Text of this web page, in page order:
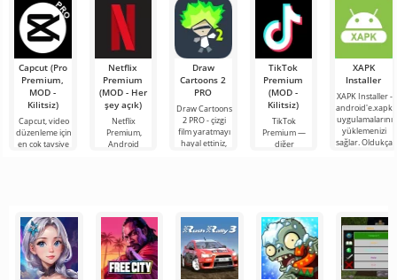
diğer
Capcut (Pro
Premium,
MOD -
Kilitsiz)
Capcut, video
düzenleme için
en çok tavsiye
Netflix
Premium
(MOD - Her
şey açık)
Netflix
Premium,
Android
Draw
Cartoons 2
PRO
Draw Cartoons
2 PRO - çizgi
film yaratmayı
hayal ettiniz,
TikTok
Premium
(MOD -
Kilitsiz)
TikTok
Premium —
diğer
sağlayan
XAPK
Installer
XAPK Installer -
android'e.xapk
uygulamalarını
yüklemenizi
sağlar. Oldukça